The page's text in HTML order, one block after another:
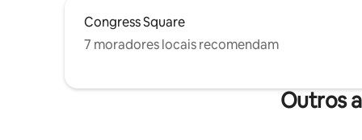
Congress Square
7 moradores locais recomendam
Outros